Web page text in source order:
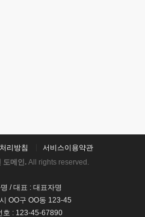
리방침
서비스이용약관
도메인. All rights reserved.
/ 대표 : 대표자명
OO구 OO동 123-45
호 : 123-45-67890